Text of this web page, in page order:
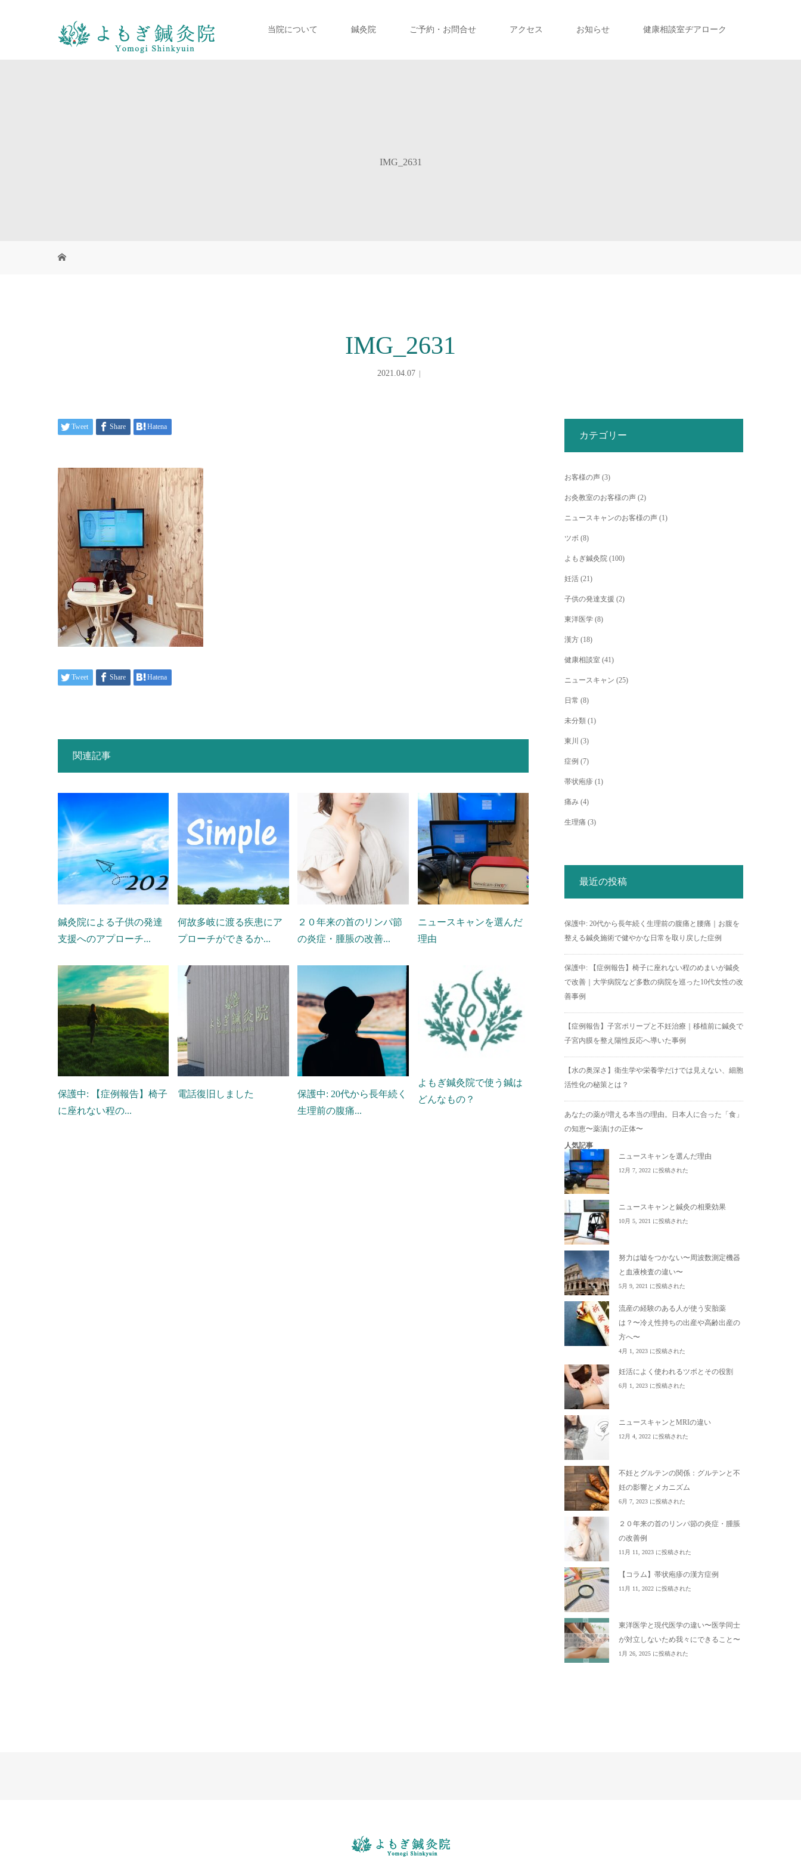
当院について 鍼灸院 ご予約・お問合せ アクセス お知らせ 健康相談室ヂアローク
IMG_2631
IMG_2631
2021.04.07
Tweet Share Hatena
Tweet Share Hatena
関連記事
鍼灸院による子供の発達
支援へのアプローチ...
何故多岐に渡る疾患にア
プローチができるか...
２０年来の首のリンパ節
の炎症・腫脹の改善...
ニュースキャンを選んだ
理由
保護中: 【症例報告】椅子
に座れない程の...
電話復旧しました
保護中: 20代から長年続く
生理前の腹痛...
よもぎ鍼灸院で使う鍼は
どんなもの？
カテゴリー
お客様の声 (3)
お灸教室のお客様の声 (2)
ニュースキャンのお客様の声 (1)
ツボ (8)
よもぎ鍼灸院 (100)
妊活 (21)
子供の発達支援 (2)
東洋医学 (8)
漢方 (18)
健康相談室 (41)
ニュースキャン (25)
日常 (8)
未分類 (1)
東川 (3)
症例 (7)
帯状疱疹 (1)
痛み (4)
生理痛 (3)
最近の投稿
保護中: 20代から長年続く生理前の腹痛と腰痛｜お腹を
整える鍼灸施術で健やかな日常を取り戻した症例
保護中: 【症例報告】椅子に座れない程のめまいが鍼灸
で改善｜大学病院など多数の病院を巡った10代女性の改
善事例
【症例報告】子宮ポリープと不妊治療｜移植前に鍼灸で
子宮内膜を整え陽性反応へ導いた事例
【水の奥深さ】衛生学や栄養学だけでは見えない、細胞
活性化の秘策とは？
あなたの薬が増える本当の理由。日本人に合った「食」
の知恵〜薬漬けの正体〜
人気記事
ニュースキャンを選んだ理由
12月 7, 2022 に投稿された
ニュースキャンと鍼灸の相乗効果
10月 5, 2021 に投稿された
努力は嘘をつかない〜周波数測定機器
と血液検査の違い〜
5月 9, 2021 に投稿された
流産の経験のある人が使う安胎薬
は？〜冷え性持ちの出産や高齢出産の
方へ〜
4月 1, 2023 に投稿された
妊活によく使われるツボとその役割
6月 1, 2023 に投稿された
ニュースキャンとMRIの違い
12月 4, 2022 に投稿された
不妊とグルテンの関係：グルテンと不
妊の影響とメカニズム
6月 7, 2023 に投稿された
２０年来の首のリンパ節の炎症・腫脹
の改善例
11月 11, 2023 に投稿された
【コラム】帯状疱疹の漢方症例
11月 11, 2022 に投稿された
東洋医学と現代医学の違い〜医学同士
が対立しないため我々にできること〜
1月 26, 2025 に投稿された